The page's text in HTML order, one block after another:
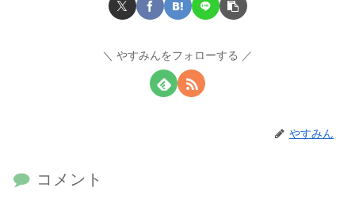
やすみんをフォローする
やすみん
コメント